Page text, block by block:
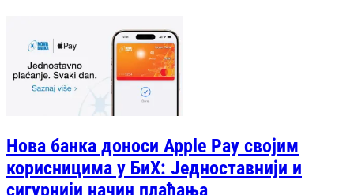
Нова банка доноси Apple Pay својим
корисницима у БиХ: Једноставнији и
сигурнији начин плаћања